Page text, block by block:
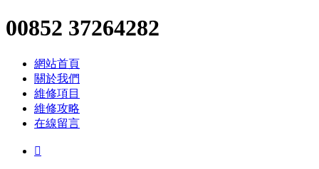
00852 37264282
網站首頁
關於我們
維修項目
維修攻略
在線留言
